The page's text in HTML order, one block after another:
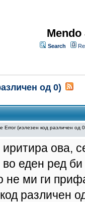
Search
од 0)
Error (излезен код различен од
ова,
во еден ред
не ми ги
различен